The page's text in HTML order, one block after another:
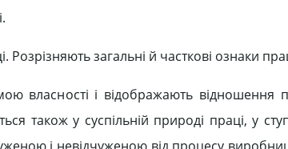
загальні й часткові ознаки
власності і відображають відношення
також у суспільній природі праці, у